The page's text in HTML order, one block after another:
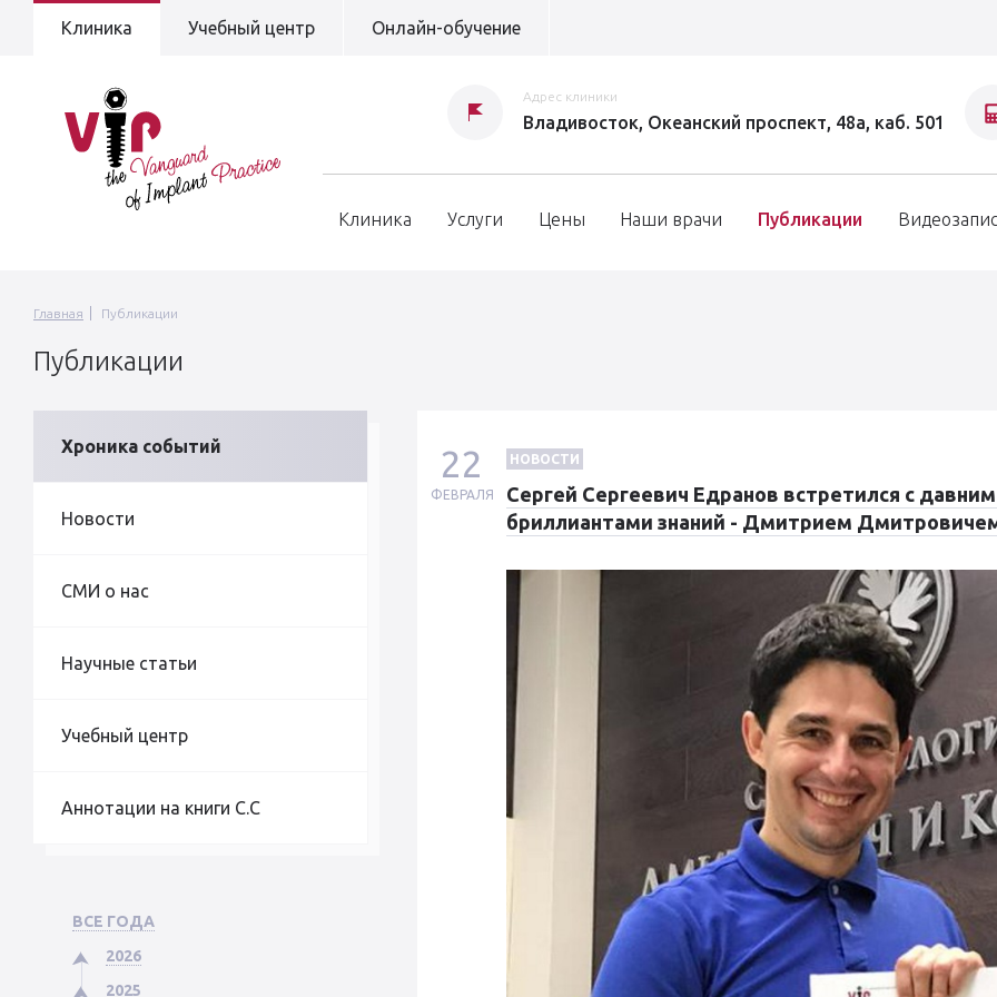
Клиника Учебный центр Онлайн-обучение
Адрес клиники
Владивосток, Океанский проспект, 48а, каб. 501
Клиника Услуги Цены Наши врачи Публикации
Главная Публикации
Публикации
Хроника событий
Новости
СМИ о нас
Научные статьи
Учебный центр
Аннотации на книги С.С
ВСЕ ГОДА
2026
2025
22
ФЕВРАЛЯ
НОВОСТИ
Сергей Сергеевич Едранов встретился с
бриллиантами знаний - Дмитрием